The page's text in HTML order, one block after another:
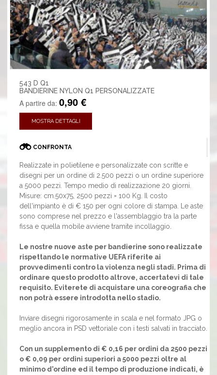
543 D Q1
BANDIERINE NYLON Q1 PERSONALIZZATE
A partire da: 0,90 €
MOSTRA DETTAGLI
CONFRONTA
Realizzate in polietilene e personalizzate con scritte e
disegni per un ordine di 2.500 pezzi o un ordine superiore
a 5000 pezzi. Tempo medio di realizzazione 20 giorni.
Misure: cm.50x75, 2500 pezzi = 100 Kg. Il costo
dell'impianto è di € 150 per ogni colore di stampa. Le aste
sono comprese nel prezzo e l'assemblaggio tra la parte
fissa e quella mobile avviene tramite incollaggio.
Le nostre nuove aste per bandierine sono realizzate
rispettando le normative UEFA riferite ai
provvedimenti contro la violenza negli stadi. Prima di
ordinare questo prodotto altrove, accertatevi di tale
requisito. Eviterete di acquistare una coreografia che
non potrà essere introdotta nello stadio.
Inviare disegni rigorosamente in scala e nel formato JPG o
meglio ancora in PSD vettoriale con i testi salvati in tracciato.
Con un supplemento di € 0,16 per ordini da 2500 pezzi
o € 0,09 per ordini superiori a 5000 pezzi oltre al
minimo d'ordine ed il tempo di produzione indicati, è